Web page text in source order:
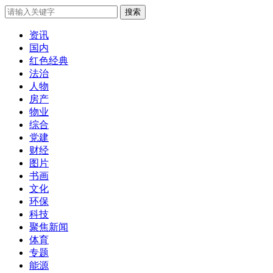
搜索
资讯
国内
红色经典
法治
人物
房产
物业
综合
党建
财经
图片
书画
文化
环保
科技
聚焦新闻
体育
专题
能源